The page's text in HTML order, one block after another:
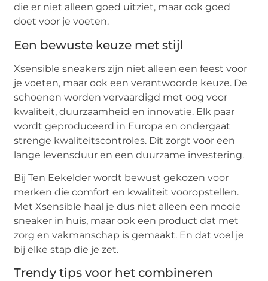
die er niet alleen goed uitziet, maar ook goed
doet voor je voeten.
Een bewuste keuze met stijl
Xsensible sneakers zijn niet alleen een feest voor
je voeten, maar ook een verantwoorde keuze. De
schoenen worden vervaardigd met oog voor
kwaliteit, duurzaamheid en innovatie. Elk paar
wordt geproduceerd in Europa en ondergaat
strenge kwaliteitscontroles. Dit zorgt voor een
lange levensduur en een duurzame investering.
Bij Ten Eekelder wordt bewust gekozen voor
merken die comfort en kwaliteit vooropstellen.
Met Xsensible haal je dus niet alleen een mooie
sneaker in huis, maar ook een product dat met
zorg en vakmanschap is gemaakt. En dat voel je
bij elke stap die je zet.
Trendy tips voor het combineren